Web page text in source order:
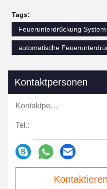
Tags:
Feuerunterdrückung
automatische
Kontaktpersonen
Kontaktpersonen:
Tel.: